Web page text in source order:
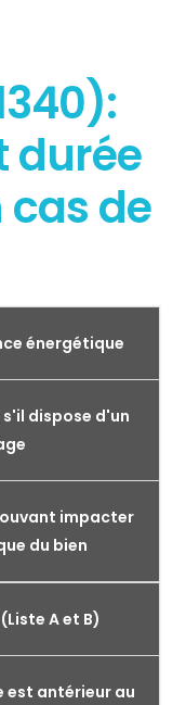
durée
de
énergétique
dispose d'un
impacter
du bien
A et B)
est antérieur au